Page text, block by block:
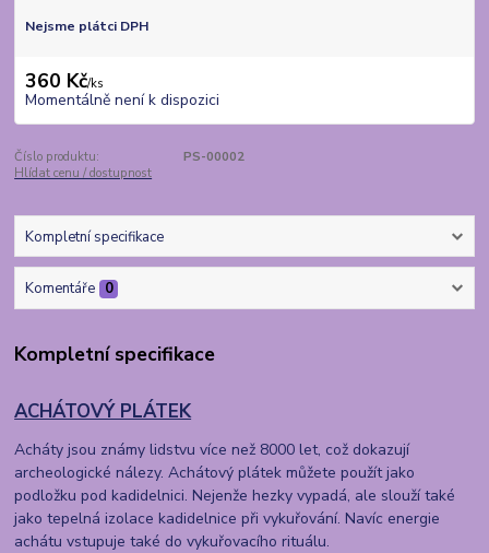
Nejsme plátci DPH
360 Kč/ks
Momentálně není k dispozici
Číslo produktu:
PS-00002
Hlídat cenu / dostupnost
Kompletní specifikace
Komentáře 0
Kompletní specifikace
ACHÁTOVÝ PLÁTEK
Acháty jsou známy lidstvu více než 8000 let, což dokazují
archeologické nálezy. Achátový plátek můžete použít jako
podložku pod kadidelnici. Nejenže hezky vypadá, ale slouží také
jako tepelná izolace kadidelnice při vykuřování. Navíc energie
achátu vstupuje také do vykuřovacího rituálu.